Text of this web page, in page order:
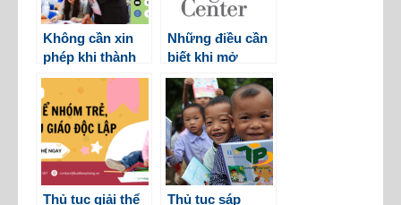
Không cần xin
phép khi thành
lập trường cao
đẳng nghề có
VĐT nước ngoài
Những điều cần
biết khi mở
trung tâm dạy
tiếng Anh
Thủ tục giải thể
Thủ tục sáp